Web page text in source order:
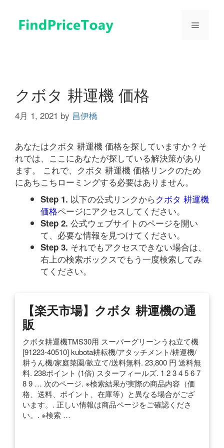
メ
クボタ 耕運機 価格
4月 1, 2021 by 昌伊橋
あなたはクボタ 耕運機 価格を探していますか？そ
れでは、ここにあなたが探している解決策があり
ます。 これで、クボタ 耕運機 価格リンクのため
にあちこちローミングする必要はありません。
Step 1. 以下の公式リンクからクボタ 耕運機
価格ページにアクセスしてください。
Step 2. 公式ウェブサイトのページを開い
て、必要な情報を見つけてください。
Step 3. それでもアクセスできない場合は、
右上の検索ボックスでもう一度検索してみ
てください。
【楽天市場】クボタ 耕運機の通
販
クボタ耕運機TMS30用 スーパーグリーンうね立て機
[91223-40510] kubota耕耘機/アタッチメント/耕運機/
耕うん機/家庭菜園/畝立て/送料無料. 23,800 円 送料無
料. 238ポイント (1倍) スターフィールズ. 1 2 3 4 5 6 7
8 9 … 次のページ. ※検索結果が実際の商品内容（価
格、送料、ポイント、在庫等）と異なる場合がござ
います。. 正しい情報は商品ページをご確認くださ
い。. ※検索 …